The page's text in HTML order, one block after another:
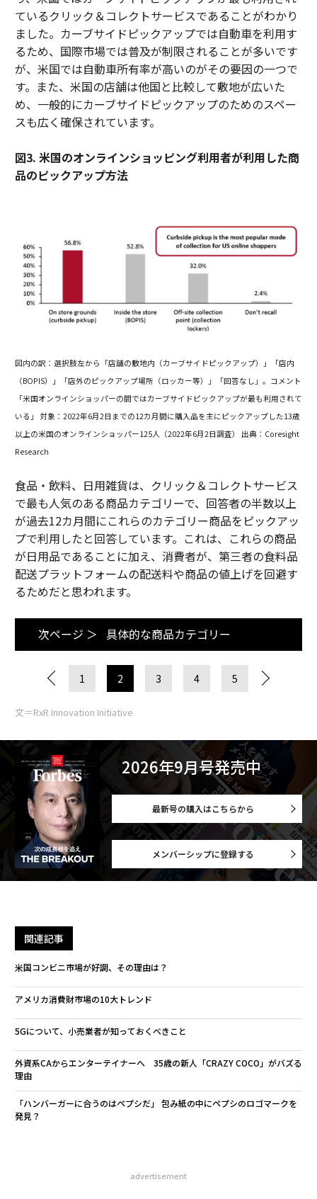
ているクリック＆コレクトサービスであることがわかり
ました。カーブサイドピックアップでは自動車を利用す
るため、国際市場では普及が制限されることが多いです
が、米国では自動車所有率が高いのがその要因の一つで
す。また、米国の店舗は他国と比較して敷地が広いた
め、一般的にカーブサイドピックアップのためのスペー
スも広く確保されています。
図3. 米国のオンラインショッピング利用者が利用した商
品のピックアップ方法
図内の訳：選択肢左から「店舗の敷地内（カーブサイドピックアップ）」「店内
（BOPIS）」「店外のピックアップ場所（ロッカー等）」「回答なし」。 コメント
「米国オンラインショッパーの間ではカーブサイドピックアップが最も利用されて
いる」 対象：2022年6月2日までの12カ月間に購入品を主にピックアップした13歳
以上の米国のオンラインショッパー125人（2022年6月2日調査） 出典：Coresight
Research
食品・飲料、日用雑貨は、クリック＆コレクトサービス
で最も人気のある商品カテゴリーで、回答者の半数以上
が過去12カ月間にこれらのカテゴリー商品をピックアッ
プで利用したと回答しています。これは、これらの商品
が日用品であることに加え、消費者が、第三者の食料品
配送プラットフォームの配送料や商品の値上げを回避す
るためだと思われます。
次ページ ＞ 具体的な商品カテゴリー
1 2 3 4 5
文＝RxR Innovation Initiative
2026年9月号発売中
最新号の購入はこちらから
メンバーシップに登録する
関連記事
米国コンビニ市場が好調、その理由は？
アメリカ消費財市場の10大トレンド
5Gについて、小売業者が知っておくべきこと
外資系CAからエンターテイナーへ 35歳の新人「CRAZY COCO」がバズる
理由
「ハンバーガーに合うのはペプシだ」 包み紙の中にペプシのロゴマークを
発見？
advertisement